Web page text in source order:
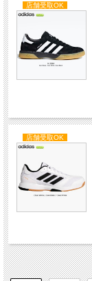
店舗受取OK
店舗受取OK